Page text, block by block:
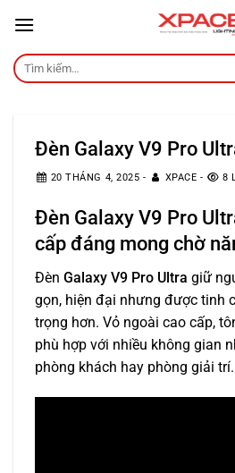
content
Tìm
kiếm:
Đèn Galaxy V9 Pro
20 THÁNG 4, 2025 - XPACE - 8
Đèn Galaxy V9 Pro
cấp đáng mong chờ
Đèn Galaxy V9 Pro Ultra giữ
gọn, hiện đại nhưng được tinh
trọng hơn. Vỏ ngoài cao cấp,
phù hợp với nhiều không gian
phòng khách hay phòng giải trí.